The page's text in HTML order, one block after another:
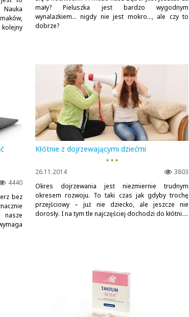
mały? Pieluszka jest bardzo wygodnym
wynalazkiem... nigdy nie jest mokro..., ale czy to
dobrze?
4440
bez
nasze
Kłótnie z dojrzewającymi dziećmi
▪ ▪ ▪
3803
26.11.2014
Okres dojrzewania jest niezmiernie trudnym
okresem rozwoju. To taki czas jak gdyby trochę
przejściowy – już nie dziecko, ale jeszcze nie
dorosły. I na tym tle najczęściej dochodzi do kłótni....